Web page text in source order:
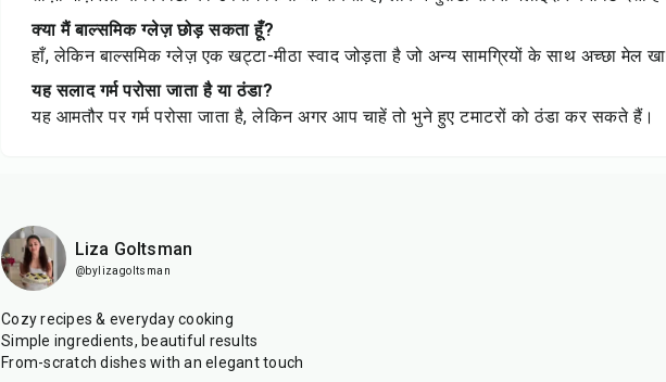
क्या मैं बाल्समिक ग्लेज़ छोड़ सकता हूँ?
हाँ, लेकिन बाल्समिक ग्लेज़ एक खट्टा-मीठा स्वाद जोड़ता है जो अन्य सामग्रियों के साथ अच्छा मेल
यह सलाद गर्म परोसा जाता है या ठंडा?
यह आमतौर पर गर्म परोसा जाता है, लेकिन अगर आप चाहें तो भुने हुए टमाटरों को ठंडा कर सकते हैं।
Liza Goltsman
@bylizagoltsman
Cozy recipes & everyday cooking
Simple ingredients, beautiful results
From-scratch dishes with an elegant touch